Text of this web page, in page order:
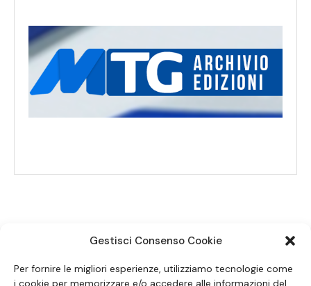
Gestisci Consenso Cookie
Per fornire le migliori esperienze, utilizziamo tecnologie come
i cookie per memorizzare e/o accedere alle informazioni del
SEGUICI SUI SOCIAL